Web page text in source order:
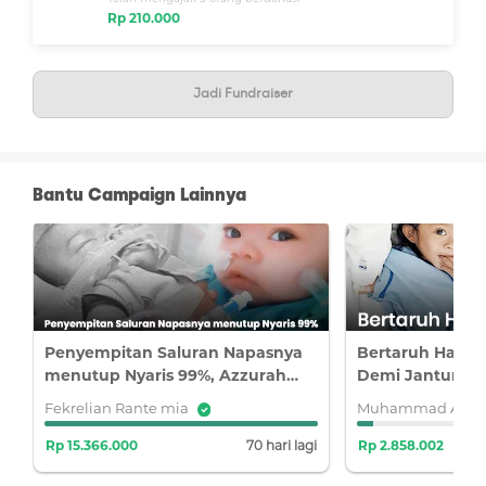
BenihBaik.com.
Rp 210.000
Jadi Fundraiser
Bantu Campaign Lainnya
Penyempitan Saluran Napasnya
menutup Nyaris 99%, Azzurah
Tetap bertahan dari Sakit
Jantung
Fekrelian Rante mia
Rp 15.366.000 70 hari lagi
Bertaruh
Demi Jantung
Terus Berjuang
Muhammad
Rp 2.858.002